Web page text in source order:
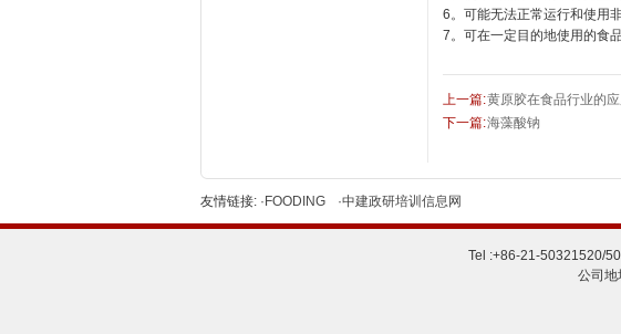
6。可能无法正常运行和使用
7。可在一定目的地使用的食
上一篇:黄原胶在食品行业的应
下一篇:海藻酸钠
友情链接: ·FOODING ·中建政研培训信息网
Tel :+86-21-50321520/
公司地